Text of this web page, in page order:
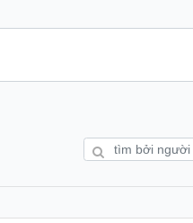
hỗ trợ các giải pháp in ấn di